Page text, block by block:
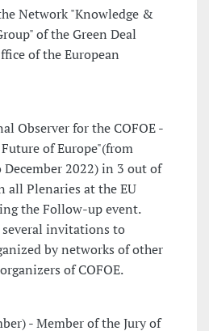
Network "Knowledge &
of the Green Deal
of the European
Observer for the COFOE -
of Europe"(from
December 2022) in 3 out of
all Plenaries at the EU
the Follow-up event.
invitations to
by networks of other
of COFOE.
- Member of the Jury of